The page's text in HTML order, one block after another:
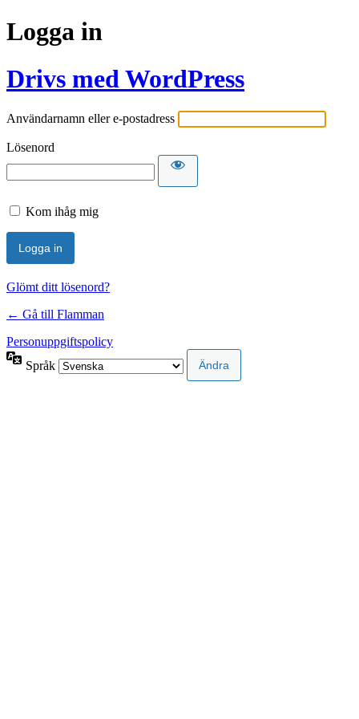
Logga in
Drivs med WordPress
Användarnamn eller e-postadress
Lösenord
Kom ihåg mig
Glömt ditt lösenord?
← Gå till Flamman
Personuppgiftspolicy
Språk